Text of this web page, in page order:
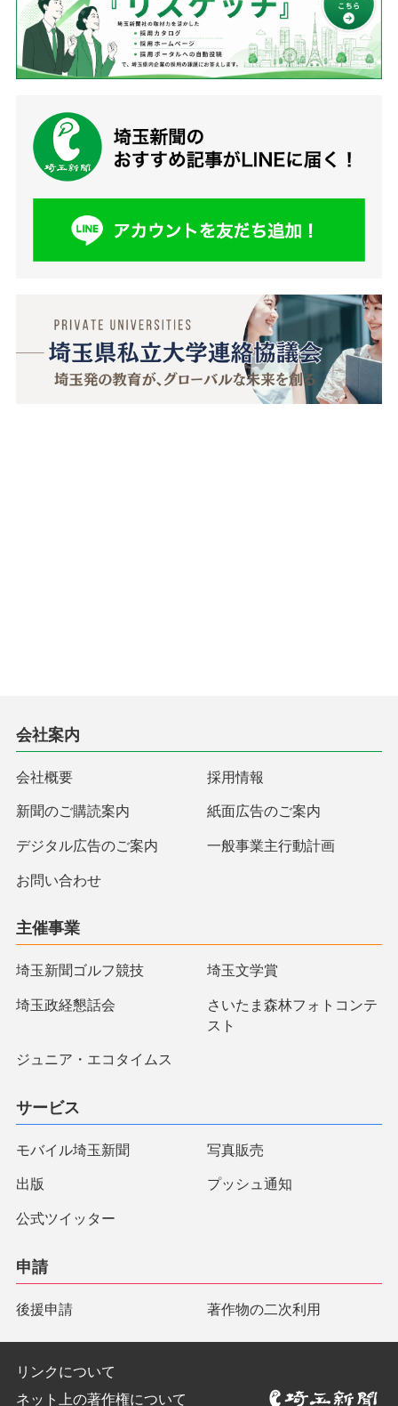
会社案内
会社概要 採用情報
新聞のご購読案内 紙面広告のご案内
デジタル広告のご案内 一般事業主行動計画
お問い合わせ
主催事業
埼玉新聞ゴルフ競技 埼玉文学賞
埼玉政経懇話会
さいたま森林フォトコンテ
スト
ジュニア・エコタイムス
サービス
モバイル埼玉新聞 写真販売
出版 プッシュ通知
公式ツイッター
申請
後援申請 著作物の二次利用
リンクについて
ネット上の著作権について